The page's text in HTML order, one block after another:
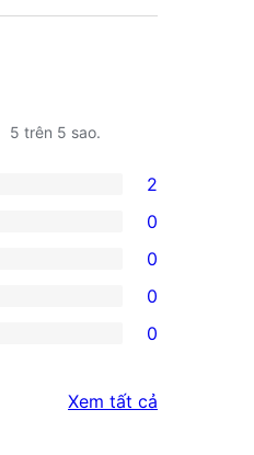
5 trên 5 sao.
2
0
0
0
0
Xem tất cả